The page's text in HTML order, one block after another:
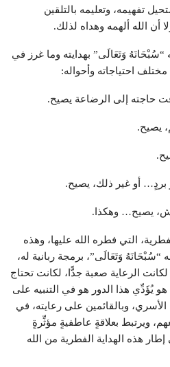
تفهيمه، وتعليمه بالتلقين
أن الله ألهمه وهداه لذلك.
“سُبْحَانَهُ وَتَعَالَى” بهدايته وما غرز في
احتياجاته وأحواله:
حاجته إلى الرضاعة يصيح.
يصيح.
أو غير ذلك، يصيح.
يصيح… وهكذا.
التي فطره الله عليها، وهذه
“سُبْحَانَهُ وَتَعَالَى”، برمجة ربانية له،
الرعاية صعبة جدًّا، لكانت تحتاج
هو يُؤَدِّي هذا الدور هو في التنبيه على
وبالقائمين على رعايته، في
ويرتبط بعلاقةٍ عاطفيةٍ مؤثِّرةٍ
هذه الهداية الفطرية من الله